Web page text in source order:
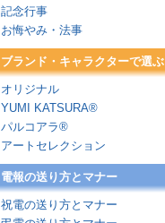
記念行事
お悔やみ・法事
ブランド・キャラクターで選ぶ
オリジナル
YUMI KATSURA®
パルコアラ®
アートセレクション
電報の送り方とマナー
祝電の送り方とマナー